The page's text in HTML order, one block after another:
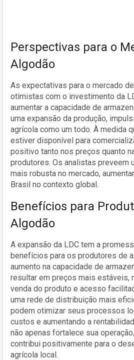
Perspectivas para o
Algodão
As expectativas para o mercado
otimistas com o investimento da
aumentar a capacidade de
uma expansão da produção,
agrícola como um todo. À medida
estiver disponível para
positivo tanto nos preços quanto
produtores. Os analistas preveem
mais robusta no mercado,
Brasil no contexto global.
Benefícios para
Algodão
A expansão da LDC tem a
benefícios para os produtores de
aumento na capacidade de
resultar em preços mais estáveis,
venda do produto e acesso
uma rede de distribuição mais
podem otimizar seus processos
custos e aumentando a
não apenas fortalece sua
contribui positivamente para o
agrícola local.